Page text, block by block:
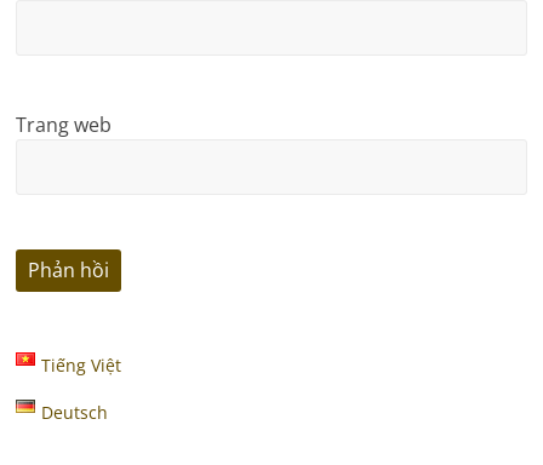
Trang web
Tiếng Việt
Deutsch